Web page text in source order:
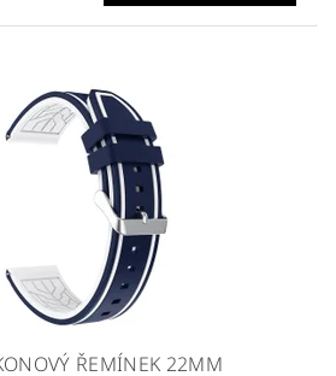
ŘEMÍNEK 22MM